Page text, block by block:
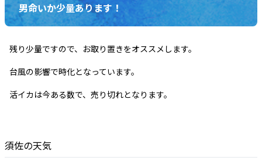
男命いか少量あります！
残り少量ですので、お取り置きをオススメします。
台風の影響で時化となっています。
活イカは今ある数で、売り切れとなります。
須佐の天気